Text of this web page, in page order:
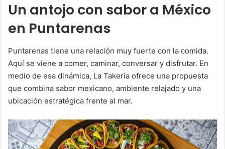
Un antojo con sabor a México
en Puntarenas
Puntarenas tiene una relación muy fuerte con la comida.
Aquí se viene a comer, caminar, conversar y disfrutar. En
medio de esa dinámica, La Takería ofrece una propuesta
que combina sabor mexicano, ambiente relajado y una
ubicación estratégica frente al mar.